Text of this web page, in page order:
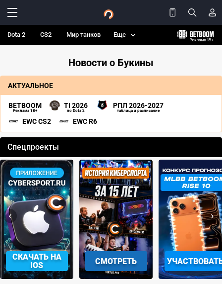
Dota 2 CS2 Мир танков Еще
Новости о Букины
АКТУАЛЬНОЕ
BETBOOM
Реклама 18+
TI 2026
по Dota 2
РПЛ 2026-2027
таблица и расписание
EWC CS2 EWC R6
Спецпроекты
СКАЧАТЬ НА
IOS
СМОТРЕТЬ
‹ ›